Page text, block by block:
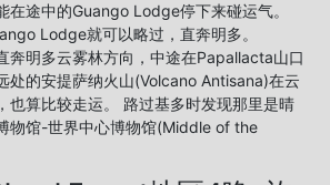
在途中的Guango Lodge停下来碰运气。
Lodge就可以略过，直奔明多。
奔明多云雾林方向，中途在Papallacta山口
处的安提萨纳火山(Volcano Antisana)在云
也算比较走运。 路过基多时发现那里是晴
物馆-世界中心博物馆(Middle of the